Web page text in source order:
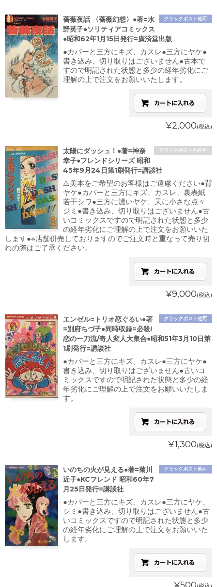
クリックポスト他可
薔薇夜話 〈薔薇幻想〉●著=水
野英子●ソリティアコミックス
●昭和62年1月15日発行=廣済堂出版
●カバーと三方にキズ、カスレ●三方にヤケ●
書き込み、切り取りはございません●古本で
すので明記された状態と多少の経年劣化にご
理解の上で注文をお願いいたします。
¥2,000(税込)
クリックポスト他不可
太陽にダッシュ！●著=神奈
幸子●フレンドシリーズ 昭和
45年9月24日第1刷発行=講談社
⚠️美本をご希望のお客様はご遠慮ください●背
ヤケ●カバーと三方にキズ、カスレ、裏表紙
若干シワ●三方に濃いヤケ、天に小さな点々
ジミ●書き込み、切り取りはございません●古
いコミックスですので明記された状態と多少
の経年劣化にご理解の上で注文をお願いいた
します●※店舗併売しておりますのでご注文時と重なって売り切
れの際はご了承ください。
¥9,000(税込)
クリックポスト他可
エンゼル=トリオ恋ぐるい●著
=別府ちづ子●同時収録=必殺!
恋の一刀流/奇人変人大集合●昭和51年3月10日第
1刷発行=講談社
●カバーと三方にキズ、カスレ●三方にヤケ●
書き込み、切り取りはございません●古いコ
ミックスですので明記された状態と多少の経
年劣化にご理解の上で注文をお願いいたしま
す。
¥1,300(税込)
クリックポスト他可
いのちの火が見える●著=菊川
近子●KCフレンド 昭和60年7
月25日発行=講談社
●カバーと三方にキズ、カスレ●三方にヤケ、
シミ●書き込み、切り取りはございません●古
いコミックスですので明記された状態と多少
の経年劣化にご理解の上で注文をお願いいた
します。